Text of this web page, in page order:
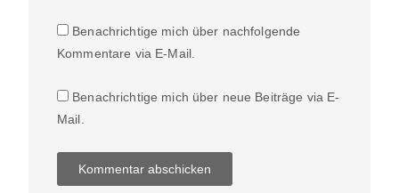
Benachrichtige mich über nachfolgende
Kommentare via E-Mail.
Benachrichtige mich über neue Beiträge via E-
Mail.